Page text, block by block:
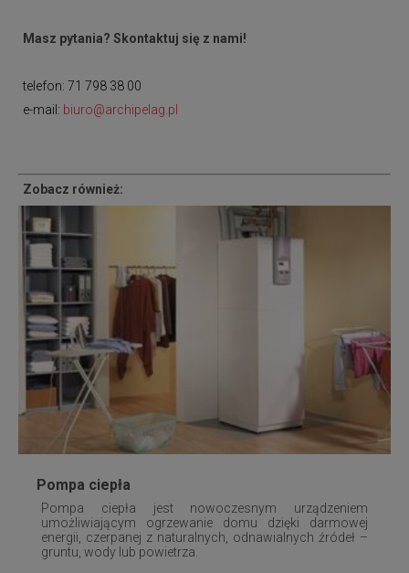
Masz pytania? Skontaktuj się z nami!
telefon: 71 798 38 00
e-mail: biuro@archipelag.pl
Zobacz również:
Pompa ciepła
Pompa ciepła jest nowoczesnym urządzeniem
umożliwiającym ogrzewanie domu dzięki darmowej
energii, czerpanej z naturalnych, odnawialnych źródeł –
gruntu, wody lub powietrza.